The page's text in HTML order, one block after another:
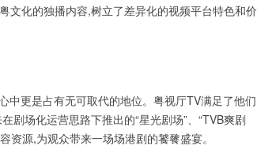
文化的独播内容,树立了差异化的视频平台特色和价
中更是占有无可取代的地位。粤视厅TV满足了他们
剧场化运营思路下推出的“星光剧场”、“TVB爽剧
资源,为观众带来一场场港剧的饕餮盛宴。